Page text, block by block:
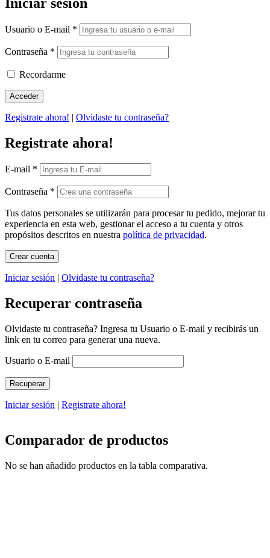
Iniciar sesión
Usuario o E-mail *
Contraseña *
Recordarme
Registrate ahora! | Olvidaste tu contraseña?
Registrate ahora!
E-mail *
Contraseña *
Tus datos personales se utilizarán para procesar tu pedido, mejorar tu
experiencia en esta web, gestionar el acceso a tu cuenta y otros
propósitos descritos en nuestra política de privacidad.
Iniciar sesión | Olvidaste tu contraseña?
Recuperar contraseña
Olvidaste tu contraseña? Ingresa tu Usuario o E-mail y recibirás un
link en tu correo para generar una nueva.
Usuario o E-mail
Iniciar sesión | Registrate ahora!